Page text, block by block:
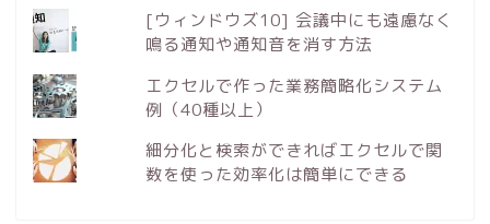
[ウィンドウズ10] 会議中にも遠慮なく
鳴る通知や通知音を消す方法
エクセルで作った業務簡略化システム
例（40種以上）
細分化と検索ができればエクセルで関
数を使った効率化は簡単にできる